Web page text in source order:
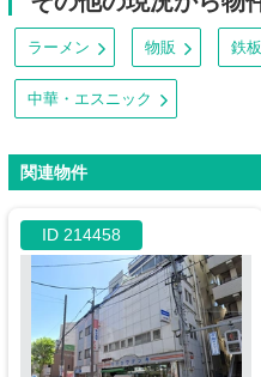
ラーメン 物販 鉄
中華・エスニック
関連物件
ID 214458